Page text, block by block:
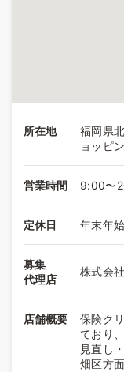
所在地
福岡県
ョッピ
営業時間 9:00〜
定休日 年末年
募集
代理店
株式会
店舗概要
保険ク
ており
見直し
畑区方